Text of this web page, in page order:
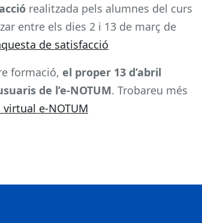
realitzada pels alumnes del curs
entre els dies 2 i 13 de març de
de satisfacció
formació, el proper 13 d’abril
de l’e-NOTUM. Trobareu més
virtual e-NOTUM